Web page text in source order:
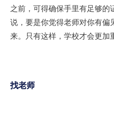
之前，可得确保手里有足够的
说，要是你觉得老师对你有偏
来。只有这样，学校才会更加
找老师